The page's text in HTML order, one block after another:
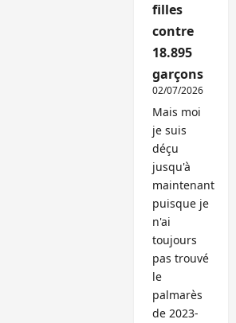
filles
contre
18.895
garçons
02/07/2026
Mais moi
je suis
déçu
jusqu'à
maintenant
puisque je
n'ai
toujours
pas trouvé
le
palmarès
de 2023-